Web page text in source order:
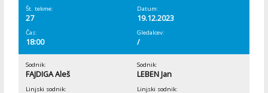
Št. tekme:
27
Datum:
19.12.2023
Čas:
18:00
Gledalcev:
/
Sodnik:
FAJDIGA Aleš
Sodnik:
LEBEN Jan
Linjski sodnik: Linjski sodnik: